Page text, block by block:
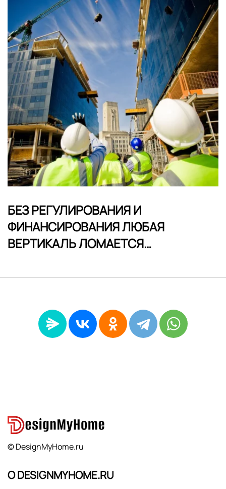
БЕЗ РЕГУЛИРОВАНИЯ И
ФИНАНСИРОВАНИЯ ЛЮБАЯ
ВЕРТИКАЛЬ ЛОМАЕТСЯ…
© DesignMyHome.ru
О DESIGNMYHOME.RU